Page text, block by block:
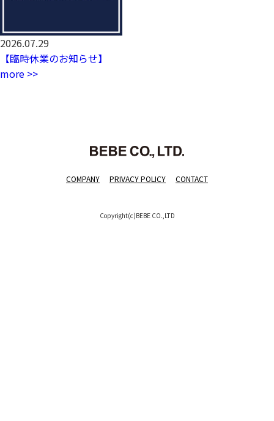
2026.07.29
【臨時休業のお知らせ】
more >>
COMPANY PRIVACY POLICY CONTACT
Copyright(c)BEBE CO.,LTD